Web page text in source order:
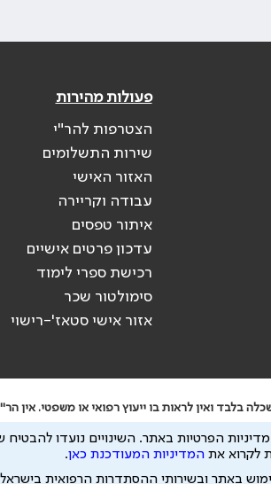
פעולות מהירות
הצטרפות להר"י
שירות התשלומים
האזור האישי
עבודה וקריירה
איתור טפסים
עדכון פרטים אישיים
רכישת ספרי לימוד
סימולטור שכר
אזור אישי סטאז'-רישוי
בלבד ואין לראות בו ייעוץ רפואי או משפטי. אין
וכי חלק ממנו עשוי להיות מועבר לצדדים
בישראל.
הפרטיות באתר. השינויים נועדו
לקרוא את המדיניות המעודכנת כאן.
באתר ובשירותי ההסתדרות הרפואית